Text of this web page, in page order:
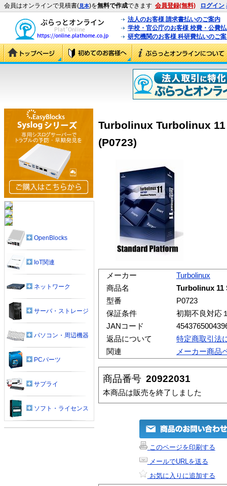
会員はオンラインで見積書(見本)を無料で作成できます 会員登録(無料) ログイン
法人のお客様 請求書払いのご案内
学校・官公庁のお客様 校費・公費
研究機関のお客様 科研費払いのご
Turbolinux Turbolinux
(P0723)
メーカー
Turbolinux
商品名
Turbolinux 11
型番
P0723
保証条件
初期不良対応
JANコード
返品について
特定商取引法
関連
メーカー商品
商品番号 20922031
本商品は販売を終了しました
このページを印刷する
メールでURLを送る
お気に入りに追加する
OpenBlocks
IoT関連
ネットワーク
サーバ・ストレージ
パソコン・周辺機器
PCパーツ
サプライ
ソフト・ライセンス